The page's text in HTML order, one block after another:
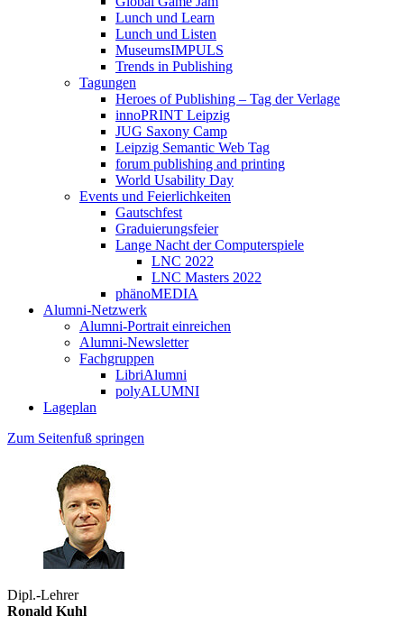
Lunch und Learn
Lunch und Listen
MuseumsIMPULS
Trends in Publishing
Tagungen
Heroes of Publishing – Tag der Verlage
innoPRINT Leipzig
JUG Saxony Camp
Leipzig Semantic Web Tag
forum publishing and printing
World Usability Day
Events und Feierlichkeiten
Gautschfest
Graduierungsfeier
Lange Nacht der Computerspiele
LNC 2022
LNC Masters 2022
phänoMEDIA
Alumni-Netzwerk
Alumni-Portrait einreichen
Alumni-Newsletter
Fachgruppen
LibriAlumni
polyALUMNI
Lageplan
Zum Seitenfuß springen
Dipl.-Lehrer
Ronald Kuhl